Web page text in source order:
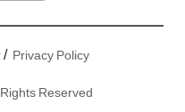
/ Privacy Policy
Reserved